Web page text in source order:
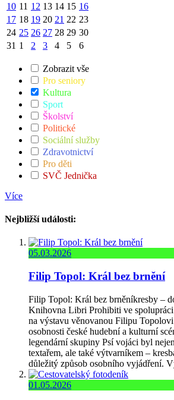
10 11 12 13 14 15 16
17 18 19 20 21 22 23
24 25 26 27 28 29 30
31 1 2 3 4 5 6
Zobrazit vše
Pro seniory
Kultura
Sport
Školství
Politické
Sociální služby
Zdravotnictví
Pro děti
SVČ Jednička
Více
Nejbližší události:
05.03.2026
Filip Topol: Král bez brnění
Filip Topol: Král bez brněníkresby –
Knihovna Libri Prohibiti ve
na výstavu věnovanou Filipu
osobnosti české hudební a kulturní
legendární skupiny Psí vojáci byl
textařem, ale také výtvarníkem –
důležitý způsob osobního vyjádření.
01.05.2026